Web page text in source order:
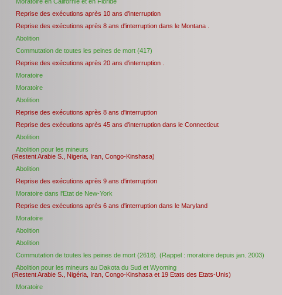
Reprise des exécutions après 10 ans d'interruption
Reprise des exécutions après 8 ans d'interruption dans le Montana .
Abolition
Commutation de toutes les peines de mort (417)
Reprise des exécutions après 20 ans d'interruption .
Moratoire
Moratoire
Abolition
Reprise des exécutions après 8 ans d'interruption
Reprise des exécutions après 45 ans d'interruption dans le Connecticut
Abolition
Abolition pour les mineurs
(Restent Arabie S., Nigeria, Iran, Congo-Kinshasa)
Abolition
Reprise des exécutions après 9 ans d'interruption
Moratoire dans l'Etat de New-York
Reprise des exécutions après 6 ans d'interruption dans le Maryland
Moratoire
Abolition
Abolition
Commutation de toutes les peines de mort (2618). (Rappel : moratoire depuis jan. 2003)
Abolition pour les mineurs au Dakota du Sud et Wyoming
(Restent Arabie S., Nigéria, Iran, Congo-Kinshasa et 19 Etats des Etats-Unis)
Moratoire